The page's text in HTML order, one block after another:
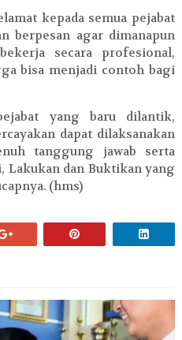
kepada semua pejabat
berpesan agar dimanapun
secara profesional,
bisa menjadi contoh bagi
yang baru dilantik,
dapat dilaksanakan
tanggung jawab serta
Lakukan dan Buktikan yang
(hms)